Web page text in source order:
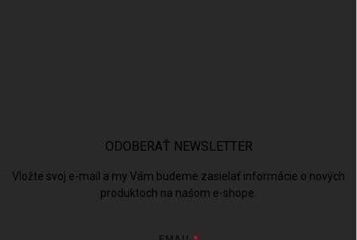
ODOBERAŤ NEWSLETTER
Vložte svoj e-mail a my Vám budeme zasielať informácie o nových
produktoch na našom e-shope.